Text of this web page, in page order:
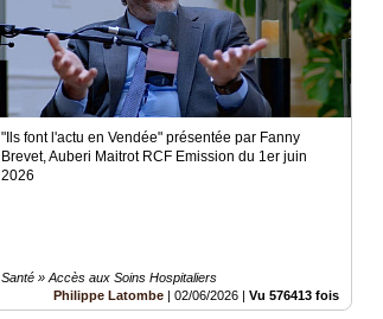
"Ils font l'actu en Vendée" présentée par Fanny
Brevet, Auberi Maitrot RCF Emission du 1er juin
2026
Santé » Accès aux Soins Hospitaliers
Philippe Latombe |02/06/2026 |Vu 576413 fois